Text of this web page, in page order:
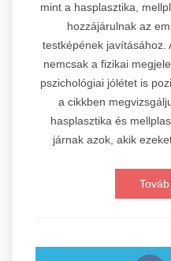
mint a hasplasztika,
hozzájárulnak az
testképének javításához.
nemcsak a fizikai
pszichológiai jólétet is
a cikkben
hasplasztika és
járnak azok, akik